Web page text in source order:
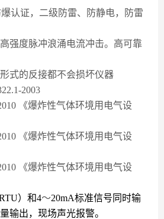
认证，二级防雷、防静电，防雷
强度脉冲浪涌电流冲击。高可靠
式的反接都不会损坏仪器
2003
《爆炸性气体环境用电气设
《爆炸性气体环境用电气设
《爆炸性气体环境用电气设
）和4～20mA标准信号同时输
输出，现场声光报警。